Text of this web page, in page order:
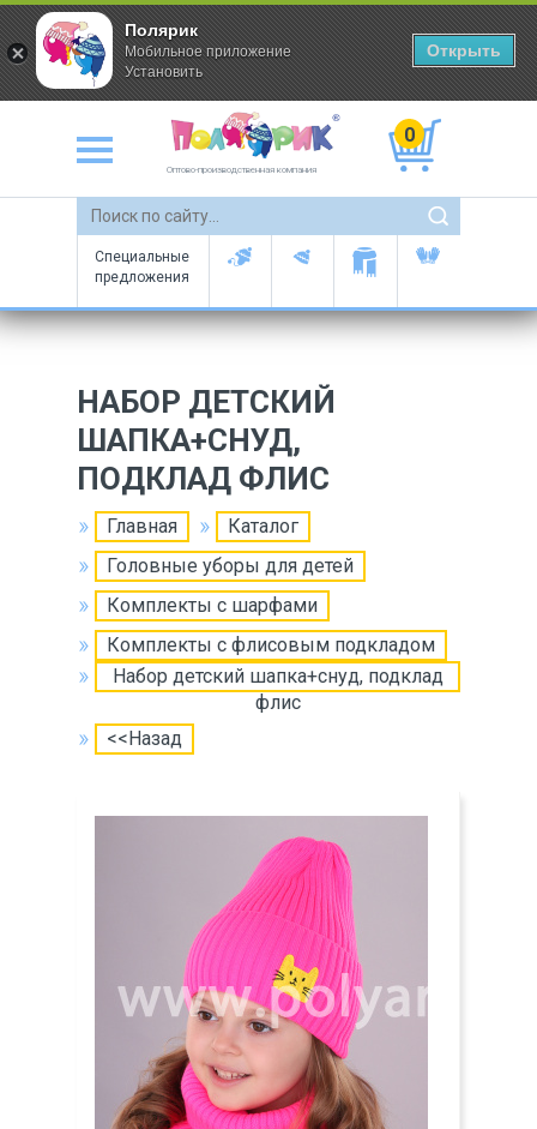
Оптово-производственная компания
0
Специальные
предложения
НАБОР ДЕТСКИЙ
ШАПКА+СНУД,
ПОДКЛАД ФЛИС
Главная
Каталог
Головные уборы для детей
Комплекты с шарфами
Комплекты с флисовым подкладом
Набор детский шапка+снуд, подклад
флис
<<Назад
Полярик
Мобильное приложение
Установить
Открыть